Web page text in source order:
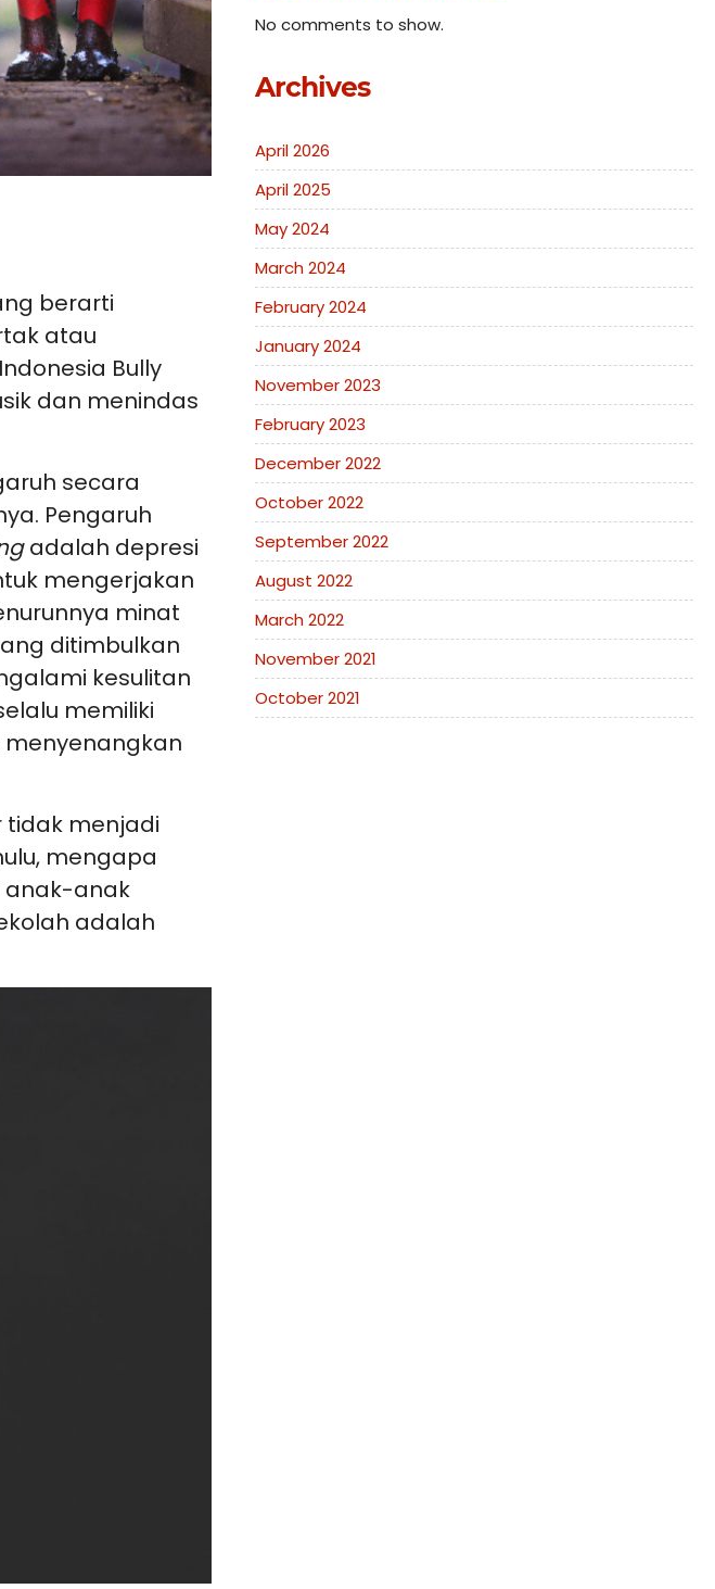
berarti
atau
Bully
dan menindas
secara
Pengaruh
adalah depresi
mengerjakan
minat
ditimbulkan
kesulitan
memiliki
tidak menjadi
mengapa
anak-anak
adalah
No comments to show.
Archives
April 2026
April 2025
May 2024
March 2024
February 2024
January 2024
November 2023
February 2023
December 2022
October 2022
September 2022
August 2022
March 2022
November 2021
October 2021